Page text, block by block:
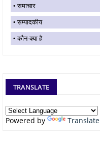
समाचार
सम्पादकीय
कौन-क्या है
TRANSLATE
Powered by Translate